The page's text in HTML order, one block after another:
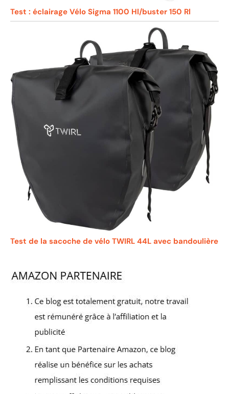
Test : éclairage Vélo Sigma 1100 Hl/buster 150 Rl
Test de la sacoche de vélo TWIRL 44L avec bandoulière